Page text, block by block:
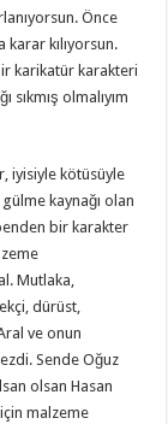
Önce
kılıyorsun.
karikatür karakteri
olmalıyım
iyisiyle kötüsüyle
kaynağı olan
bir karakter
Mutlaka,
dürüst,
ve onun
Sende Oğuz
olsan Hasan
malzeme